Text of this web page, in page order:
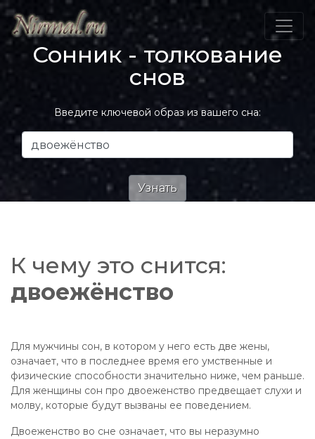
Сонник - толкование
снов
Введите ключевой образ из вашего сна:
К чему это снится:
двоежёнство
Для мужчины сон, в котором у него есть две жены,
означает, что в последнее время его умственные и
физические способности значительно ниже, чем раньше.
Для женщины сон про двоеженство предвещает слухи и
молву, которые будут вызваны ее поведением.
Двоеженство во сне означает, что вы неразумно